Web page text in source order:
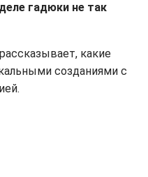
гадюки не так
какие
созданиями с